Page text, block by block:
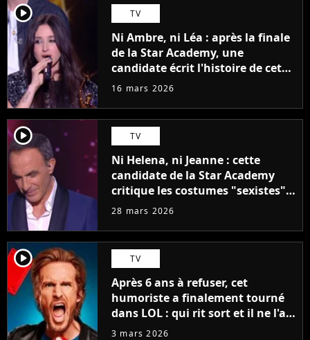
player2 TV
Ni Ambre, ni Léa : après la finale
de la Star Academy, une
candidate écrit l'histoire de cette
promo 2025
16 mars 2026
player2 TV
Ni Helena, ni Jeanne : cette
candidate de la Star Academy
critique les costumes "sexistes"
de l'émission, "Ca nous mettait
28 mars 2026
player2 TV
Après 6 ans à refuser, cet
humoriste a finalement tourné
dans LOL : qui rit sort et il ne l'a
pas fait pour l'argent, "J'ai
3 mars 2026